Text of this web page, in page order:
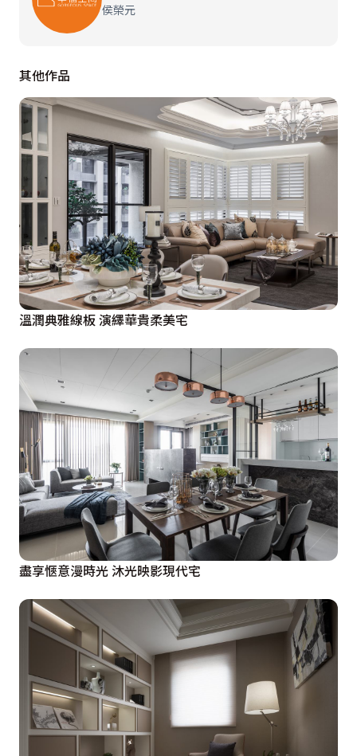
侯榮元
其他作品
溫潤典雅線板 演繹華貴柔美宅
盡享愜意漫時光 沐光映影現代宅